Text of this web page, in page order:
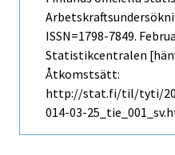
ISSN=1798-7849.
Statistikcentralen
Åtkomstsätt:
http://stat.fi/til/tyti/
014-03-